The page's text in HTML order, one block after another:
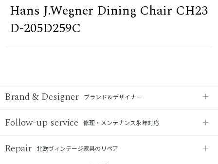
Hans J.Wegner Dining Chair CH23
D-205D259C
Brand & Designer ブランド＆デザイナー
Follow-up service 修理・メンテナンス永年対応
Repair 北欧ヴィンテージ家具のリペア